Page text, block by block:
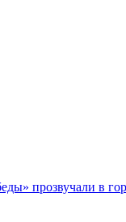
прозвучали в